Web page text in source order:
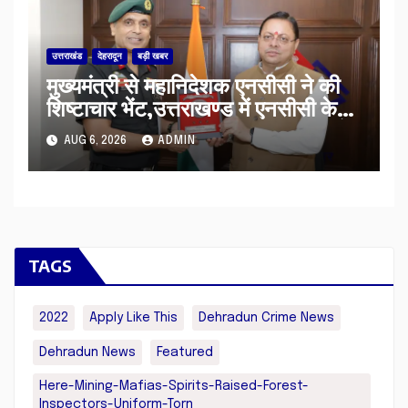
उत्तराखंड देहरादून बड़ी खबर
मुख्यमंत्री से महानिदेशक एनसीसी ने की
शिष्टाचार भेंट,उत्तराखण्ड में एनसीसी के
विस्तार एवं आधुनिक आधारभूत संरचना के
विकास पर हुई महत्वपूर्ण चर्चा
AUG 6, 2026 ADMIN
TAGS
2022 Apply Like This Dehradun Crime News
Dehradun News Featured
Here-Mining-Mafias-Spirits-Raised-Forest-
Inspectors-Uniform-Torn